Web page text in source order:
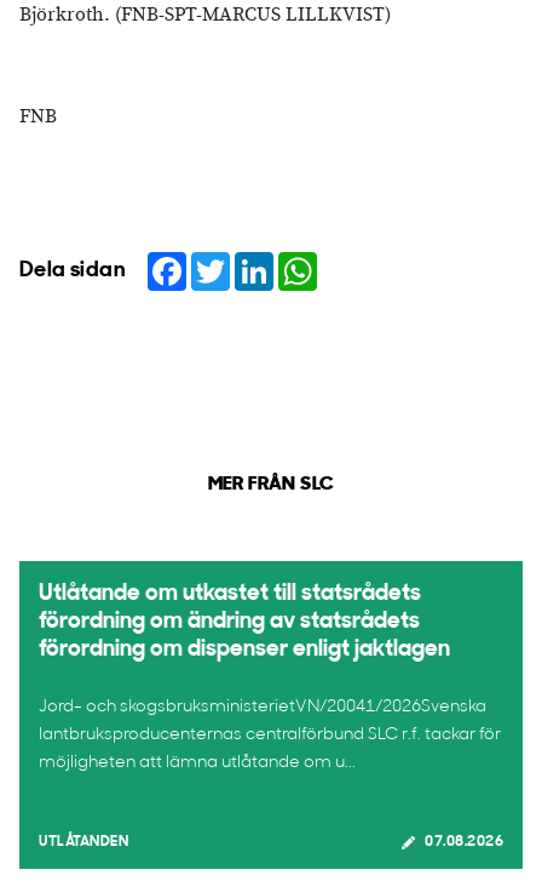
Björkroth. (FNB-SPT-MARCUS LILLKVIST)
FNB
Dela sidan Facebook
TwitterLinkedIn
MER FRÅN SLC
Utlåtande om utkastet till statsrådets
förordning om ändring av statsrådets
förordning om dispenser enligt jaktlagen
Jord- och skogsbruksministerietVN/20041/2026Svenska
lantbruksproducenternas centralförbund SLC r.f. tackar för
möjligheten att lämna utlåtande om u...
UTLÅTANDEN 07.08.2026